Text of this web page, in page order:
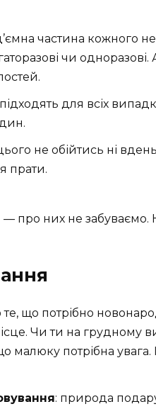
частина кожного
чи
для всіх
не обійтись ні
прати.
— про них не забуваємо.
що потрібно
Чи ти на грудному
потрібна увага.
: природа